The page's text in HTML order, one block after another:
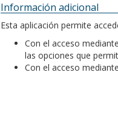
Información adicional
Esta aplicación permite
Con el acceso
las opciones que
Con el acceso